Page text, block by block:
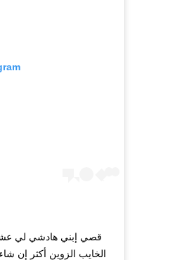
قصي إبني هادشي لي
الخايب الزوين أكثر إن